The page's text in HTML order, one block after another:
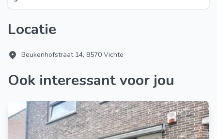
Locatie
Beukenhofstraat 14, 8570 Vichte
Ook interessant voor jou